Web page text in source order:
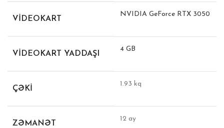
VIDEOKART
NVIDIA GeForce RTX 3050
VIDEOKART YADDAŞI
4 GB
ÇƏKI
1.93 kq
ZƏMANƏT
12 ay